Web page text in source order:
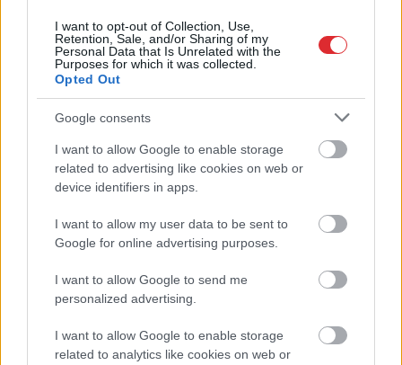
I want to opt-out of Collection, Use,
Retention, Sale, and/or Sharing of my
Personal Data that Is Unrelated with the
Purposes for which it was collected.
Opted Out
Google consents
I want to allow Google to enable storage
related to advertising like cookies on web or
device identifiers in apps.
I want to allow my user data to be sent to
Google for online advertising purposes.
I want to allow Google to send me
personalized advertising.
I want to allow Google to enable storage
related to analytics like cookies on web or
atklāj skarbu ainu par
Krievijas situāciju
frontē
pārstāvjiem labāk
nestrīdēties: viņi
vienmēr atradīs veidu,
Atcelt Ziņot